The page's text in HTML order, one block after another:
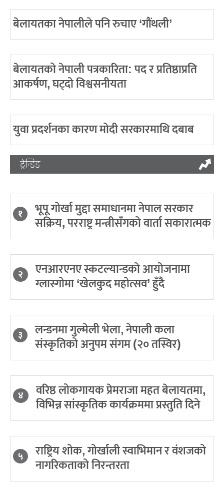
बेलायतका नेपालीले पनि रुचाए ‘गौंथली’
बेलायतको नेपाली पत्रकारिता: पद र प्रतिष्ठाप्रति
आकर्षण, घट्दो विश्वसनीयता
युवा प्रदर्शनका कारण मोदी सरकारमाथि दबाब
ट्रेन्डिङ
१ भूपू गोर्खा मुद्दा समाधानमा नेपाल सरकार
सक्रिय, परराष्ट्र मन्त्रीसँगको वार्ता सकारात्मक
२ एनआरएनए स्कटल्यान्डको आयोजनामा
ग्लास्गोमा ‘खेलकुद महोत्सव’ हुँदै
३ लन्डनमा गुल्मेली भेला, नेपाली कला
संस्कृतिको अनुपम संगम (२० तस्विर)
४ वरिष्ठ लोकगायक प्रेमराजा महत बेलायतमा,
विभिन्न सांस्कृतिक कार्यक्रममा प्रस्तुति दिने
५ राष्ट्रिय शोक, गोर्खाली स्वाभिमान र वंशजको
नागरिकताको निरन्तरता